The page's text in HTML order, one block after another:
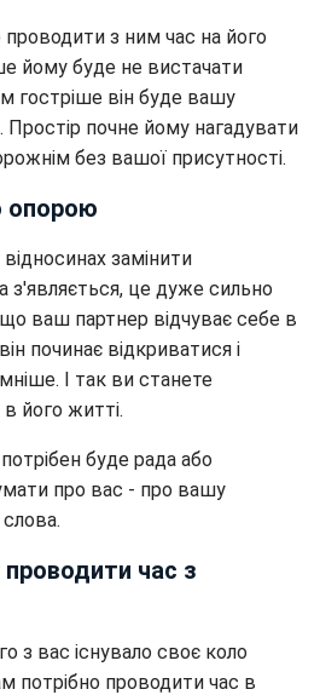
з ним час на його
йому буде не вистачати
гостріше він буде вашу
Простір почне йому нагадувати
без вашої присутності.
опорою
замінити
з'являється, це дуже сильно
ваш партнер відчуває себе в
починає відкриватися і
І так ви станете
його житті.
буде рада або
про вас - про вашу
час з
з вас існувало своє коло
потрібно проводити час в